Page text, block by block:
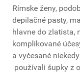
Rímske ženy,
depilačné pasty,
hlavne do zlatista,
komplikované
a vyčesané
používali šupky z